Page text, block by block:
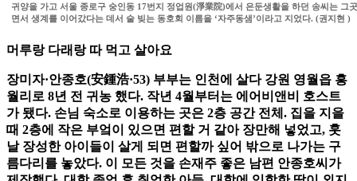
귀양을 가고 서울 종로구 숭인동 17번지 정업원(淨業院)에서 은둔생활을 하던 송씨는 그
면서 생계를 이어갔다는 데서 술 빚는 동호회 이름을 ‘자주동샘’이라고 지었다. (권지현 )
머루랑 다래랑 따 먹고 살아요
장미자·안종호(安鍾浩·53) 부부는 인천에 살다 강원 영월읍 흥
월리로 8년 전 귀농 했다. 작년 4월부터는 에어비앤비 호스트
가 됐다. 손님 숙소로 이용하는 곳은 2층 공간 전체. 집을 지을
때 2층에 작은 부엌이 있으면 편할 거 같아 장만해 넣었고, 훗
날 장성한 아이들이 살게 되면 편할까 싶어 밖으로 나가는 구
름다리를 놓았다. 이 모든 것을 손재주 좋은 남편 안종호씨가